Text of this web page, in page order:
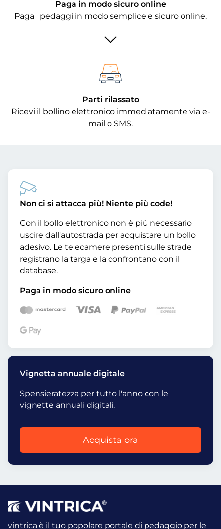
Paga in modo sicuro online
Paga i pedaggi in modo semplice e sicuro online.
Parti rilassato
Ricevi il bollino elettronico immediatamente via e-
mail o SMS.
Non ci si attacca più! Niente più code!
Con il bollo elettronico non è più necessario
uscire dall'autostrada per acquistare un bollo
adesivo. Le telecamere presenti sulle strade
registrano la targa e la confrontano con il
database.
Paga in modo sicuro online
Vignetta annuale digitale
Spensieratezza per tutto l'anno con le
vignette annuali digitali.
Acquista ora
vintrica è il tuo popolare portale di pedaggio per le